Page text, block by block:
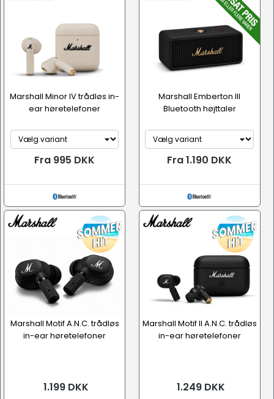
Marshall Minor IV trådløs in-
ear høretelefoner
Fra 995 DKK
Marshall Emberton III
Bluetooth højttaler
Fra 1.190 DKK
Marshall Motif A.N.C. trådløs
in-ear høretelefoner
1.199 DKK
Marshall Motif II A.N.C. trådløs
in-ear høretelefoner
1.249 DKK